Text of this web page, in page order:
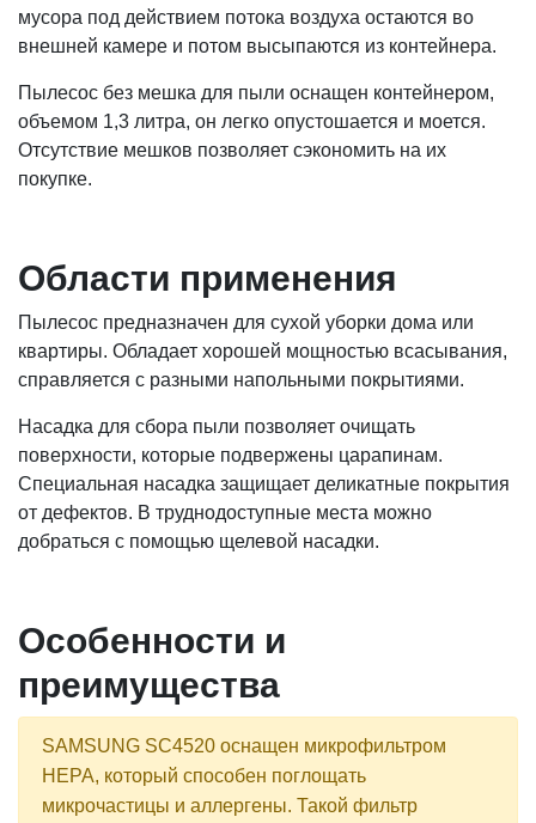
мусора под действием потока воздуха остаются во
внешней камере и потом высыпаются из контейнера.
Пылесос без мешка для пыли оснащен контейнером,
объемом 1,3 литра, он легко опустошается и моется.
Отсутствие мешков позволяет сэкономить на их
покупке.
Области применения
Пылесос предназначен для сухой уборки дома или
квартиры. Обладает хорошей мощностью всасывания,
справляется с разными напольными покрытиями.
Насадка для сбора пыли позволяет очищать
поверхности, которые подвержены царапинам.
Специальная насадка защищает деликатные покрытия
от дефектов. В труднодоступные места можно
добраться с помощью щелевой насадки.
Особенности и
преимущества
SAMSUNG SC4520 оснащен микрофильтром
НЕРА, который способен поглощать
микрочастицы и аллергены. Такой фильтр